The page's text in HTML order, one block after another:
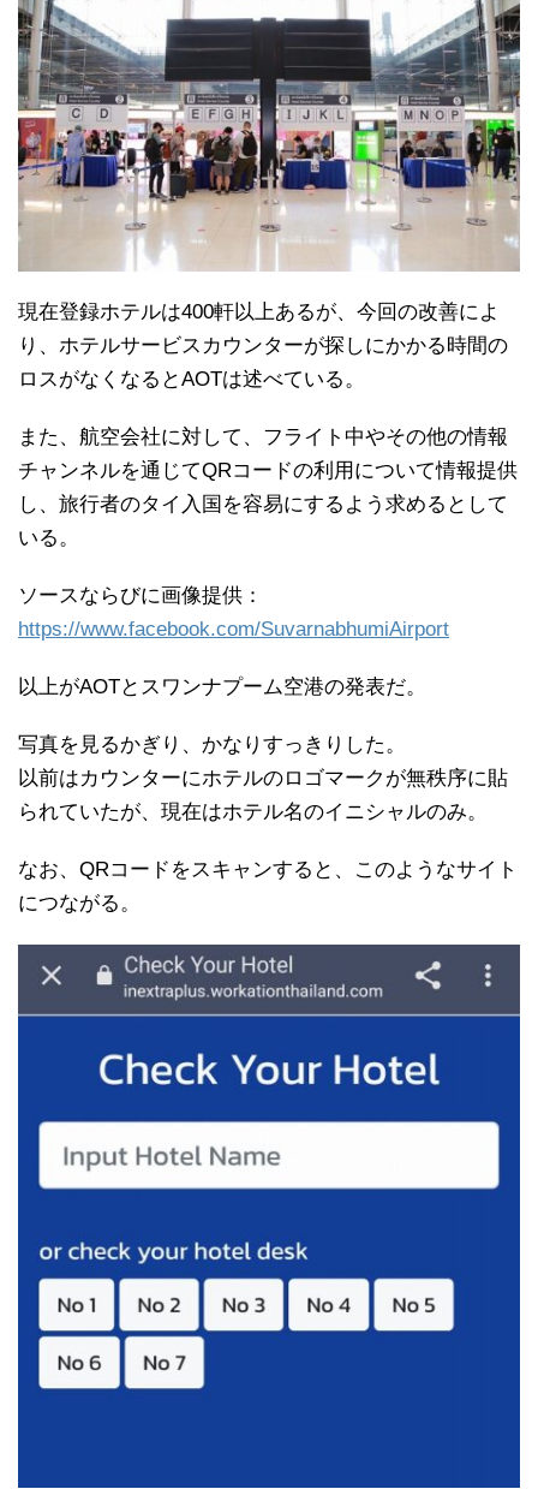
現在登録ホテルは400軒以上あるが、今回の改善によ
り、ホテルサービスカウンターが探しにかかる時間の
ロスがなくなるとAOTは述べている。
また、航空会社に対して、フライト中やその他の情報
チャンネルを通じてQRコードの利用について情報提供
し、旅行者のタイ入国を容易にするよう求めるとして
いる。
ソースならびに画像提供：
https://www.facebook.com/SuvarnabhumiAirport
以上がAOTとスワンナプーム空港の発表だ。
写真を見るかぎり、かなりすっきりした。
以前はカウンターにホテルのロゴマークが無秩序に貼
られていたが、現在はホテル名のイニシャルのみ。
なお、QRコードをスキャンすると、このようなサイト
につながる。